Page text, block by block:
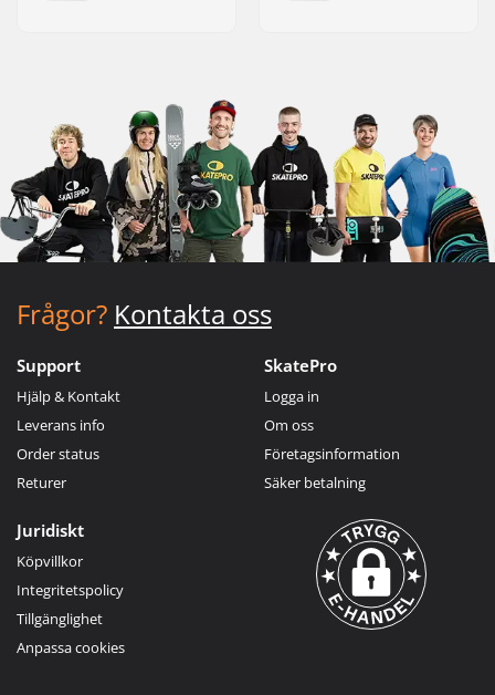
Frågor? Kontakta oss
Support
Hjälp & Kontakt
Leverans info
Order status
Returer
SkatePro
Logga in
Om oss
Företagsinformation
Säker betalning
Juridiskt
Köpvillkor
Integritetspolicy
Tillgänglighet
Anpassa cookies